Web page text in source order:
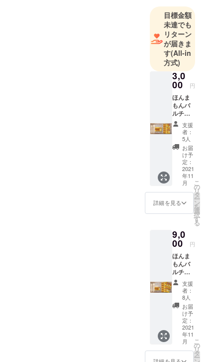
目標金額
未達でも
リターン
が届きま
す(All-in
方式)
3,0
00 円
ほんま
もんバ
ルチ
ケット
1セット
●期間
中、参
加店舗
で料理
を楽し
めま
す。
※チケッ
トはお
振込み
の後、
特設販
売所に
て引き
換え願
いま
す。 ※2
枚以上
ご希望
の方は
当日、
特設販
売所に
てお申
しつけ
くださ
い＠
支援
者：
5人
お届
け予
定：
2021
年11
月
詳細を見る
こ
の
リ
タ
ー
ン
を
選
択
す
る
9,0
00 円
ほんま
もんバ
ルチ
ケット3
セット
合計
9,000円
●期間
中、参
加店舗
で料理
を楽し
めま
す。
支援
者：
8人
お届
け予
定：
2021
年11
月
こ
の
リ
タ
ー